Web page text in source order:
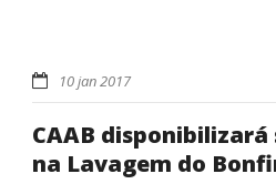
10 jan 2017
CAAB disponibilizará
na Lavagem do